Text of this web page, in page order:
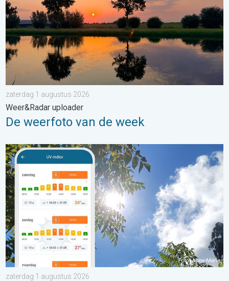
zaterdag 1 augustus 2026
Weer&Radar uploader
De weerfoto van de week
Zonkracht blijft hoog. Ondanks aangename lucht. . . zaterdag
zaterdag 1 augustus 2026